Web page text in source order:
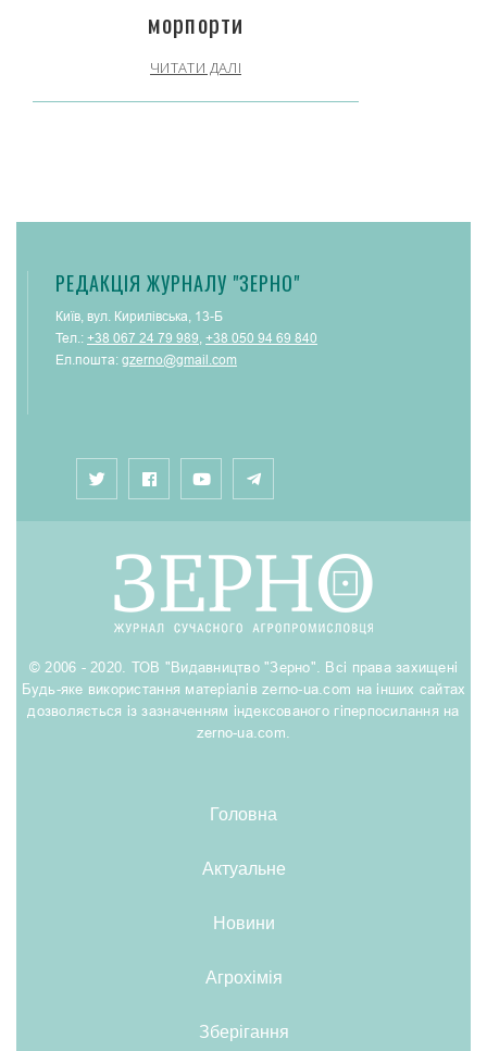
морпорти
ЧИТАТИ ДАЛІ
РЕДАКЦІЯ ЖУРНАЛУ "ЗЕРНО"
Київ, вул. Кирилівська, 13-Б
Тел.: +38 067 24 79 989, +38 050 94 69 840
Ел.пошта: gzerno@gmail.com
© 2006 - 2020. ТОВ "Видавництво "Зерно". Всі права захищені
Будь-яке використання матеріалів zerno-ua.com на інших сайтах
дозволяється із зазначенням індексованого гіперпосилання на
zerno-ua.com.
Головна
Актуальне
Новини
Агрохімія
Зберігання